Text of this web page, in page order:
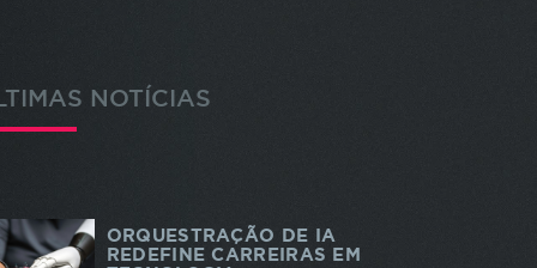
NOTÍCIAS
ORQUESTRAÇÃO DE IA
REDEFINE CARREIRAS EM